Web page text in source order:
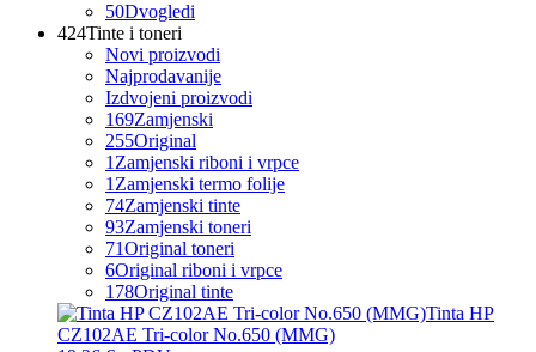
50Dvogledi
424Tinte i toneri
Novi proizvodi
Najprodavanije
Izdvojeni proizvodi
169Zamjenski
255Original
1 Zamjenski riboni i vrpce
1 Zamjenski termo folije
74Zamjenski tinte
93Zamjenski toneri
71Original toneri
6Original riboni i vrpce
178Original tinte
Tinta HP
CZ102AE Tri-color No.650 (MMG)